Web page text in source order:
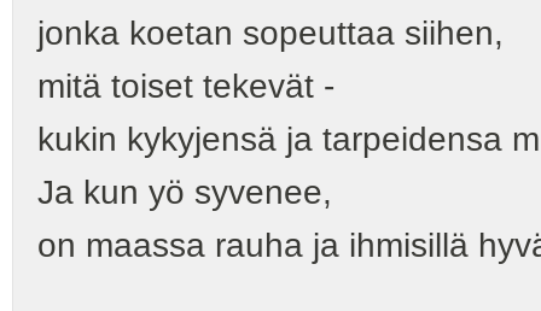
jonka koetan sopeuttaa siihen,
mitä toiset tekevät -
kukin kykyjensä ja tarpeidensa
Ja kun yö syvenee,
on maassa rauha ja ihmisillä